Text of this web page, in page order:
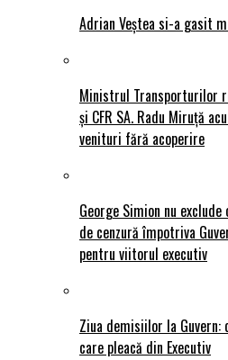
Adrian Veștea si-a gasit
Ministrul Transporturilor
și CFR SA. Radu Miruță
venituri fără acoperire
George Simion nu
de cenzură împotriva
pentru viitorul executiv
Ziua demisiilor la
care pleacă din Executiv